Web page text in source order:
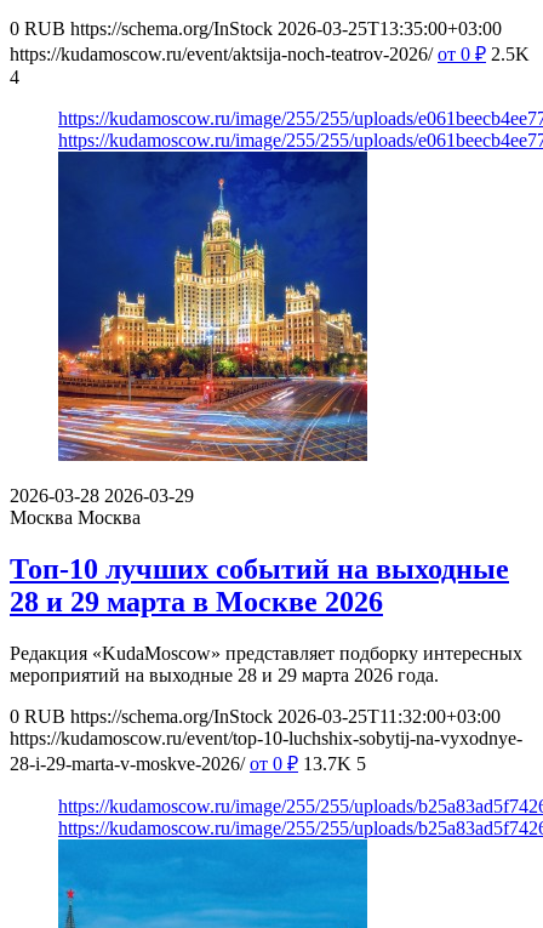
0 RUB https://schema.org/InStock 2026-03-25T13:35:00+03:00
https://kudamoscow.ru/event/aktsija-noch-teatrov-2026/ от 0 ₽ 2.5K
4
https://kudamoscow.ru/image/255/255/uploads/
https://kudamoscow.ru/image/255/255/uploads/
2026-03-28 2026-03-29
Москва Москва
Топ-10 лучших событий на выходные
28 и 29 марта в Москве 2026
Редакция «KudaMoscow» представляет подборку интересных
мероприятий на выходные 28 и 29 марта 2026 года.
0 RUB https://schema.org/InStock 2026-03-25T11:32:00+03:00
https://kudamoscow.ru/event/top-10-luchshix-sobytij-na-vyxodnye-
28-i-29-marta-v-moskve-2026/ от 0 ₽ 13.7K 5
https://kudamoscow.ru/image/255/255/uploads/
https://kudamoscow.ru/image/255/255/uploads/